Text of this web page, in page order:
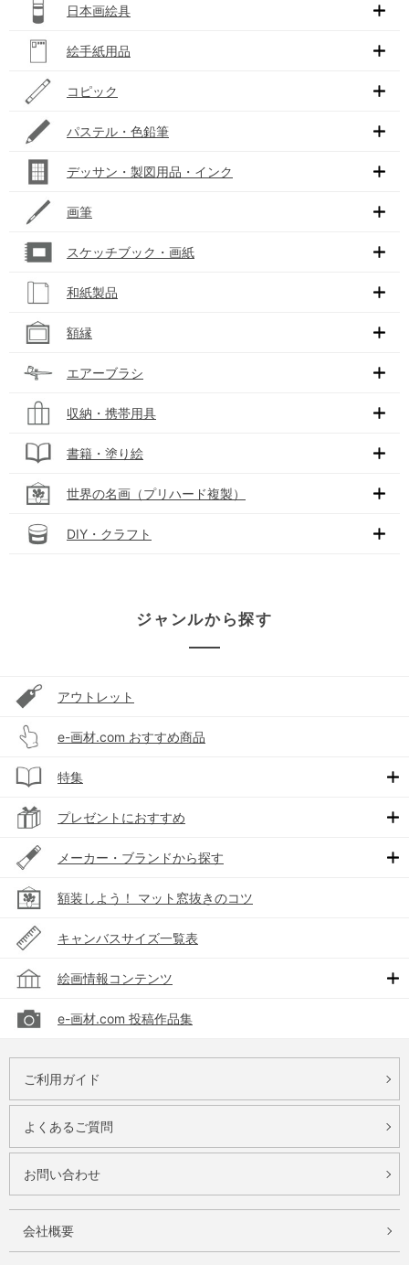
日本画絵具
絵手紙用品
コピック
パステル・色鉛筆
デッサン・製図用品・インク
画筆
スケッチブック・画紙
和紙製品
額縁
エアーブラシ
収納・携帯用具
書籍・塗り絵
世界の名画（プリハード複製）
DIY・クラフト
ジャンルから探す
アウトレット
e-画材.com おすすめ商品
特集
プレゼントにおすすめ
メーカー・ブランドから探す
額装しよう！ マット窓抜きのコツ
キャンバスサイズ一覧表
絵画情報コンテンツ
e-画材.com 投稿作品集
ご利用ガイド
よくあるご質問
お問い合わせ
会社概要